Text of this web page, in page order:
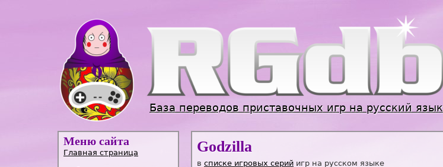
База переводов приставочных игр на русский язык
Меню сайта
Главная страница
Godzilla
в списке игровых серий игр на русском языке